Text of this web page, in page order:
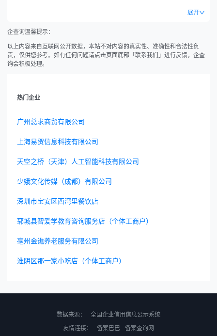
展开
企查询温馨提示：
以上内容来自互联网公开数据，本站不对内容的真实性、准确性和合法性负
责，仅供您参考。如有任何问题请点击页面底部「联系我们」进行反馈，企查
询会积极处理。
热门企业
广州总求商贸有限公司
上海易贺信息科技有限公司
天空之桥（天津）人工智能科技有限公司
少娥文化传媒（成都）有限公司
深圳市宝安区西湾里餐饮店
郓城县智爱学教育咨询服务店（个体工商户）
亳州金谯养老服务有限公司
淮阴区那一家小吃店（个体工商户）
数据来源：
全国企业信用信息公示系统
友情连接：
备案巴巴 备案查询网